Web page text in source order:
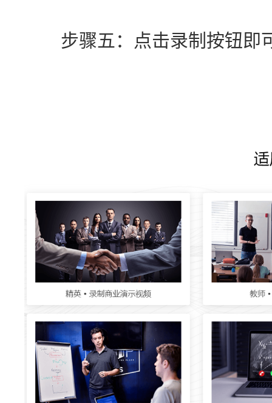
步骤五：点击录制按钮即